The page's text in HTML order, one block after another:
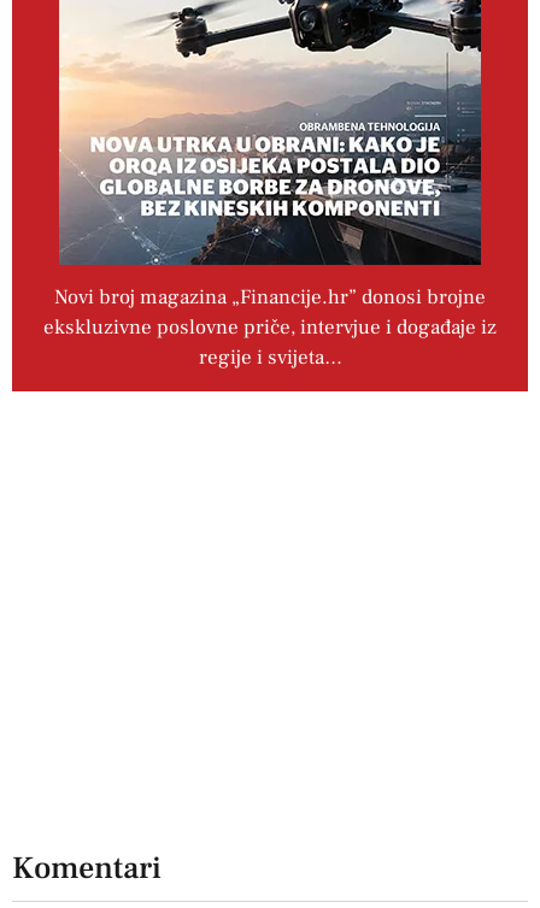
Novi broj magazina „Financije.hr” donosi brojne
ekskluzivne poslovne priče, intervjue i događaje iz
regije i svijeta…
Komentari